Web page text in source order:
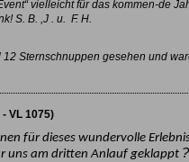
vielleicht für das kommen-de
S. B. ,J . u. F. H.
Sternschnuppen gesehen und
VL 1075)
für dieses wundervolle
uns am dritten Anlauf geklappt ?